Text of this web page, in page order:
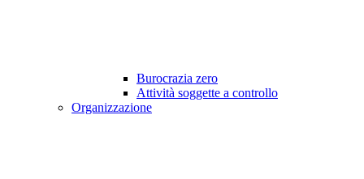
Burocrazia zero
Attività soggette a controllo
Organizzazione